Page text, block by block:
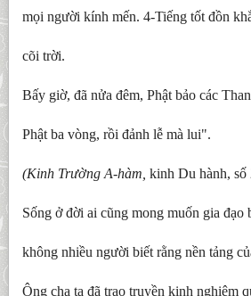
mọi người kính mến. 4-Tiếng tốt đồn
cõi trời.
Bấy giờ, đã nửa đêm, Phật bảo các
Phật ba vòng, rồi đảnh lễ mà lui".
(Kinh Trường A-hàm, kinh Du hành,
Sống ở đời ai cũng mong muốn gia
không nhiều người biết rằng nền tảng
Ông cha ta đã trao truyền kinh nghiệm